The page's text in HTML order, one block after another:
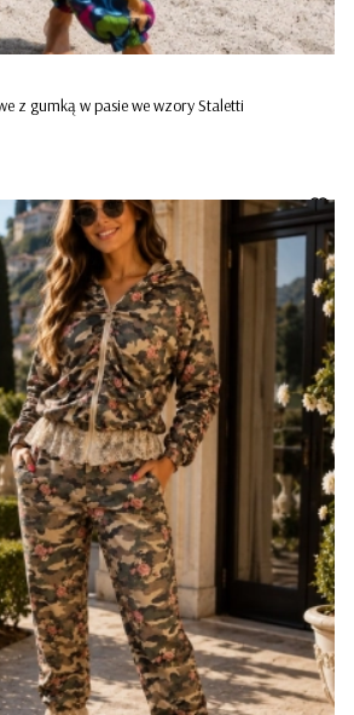
z gumką w pasie we wzory Staletti